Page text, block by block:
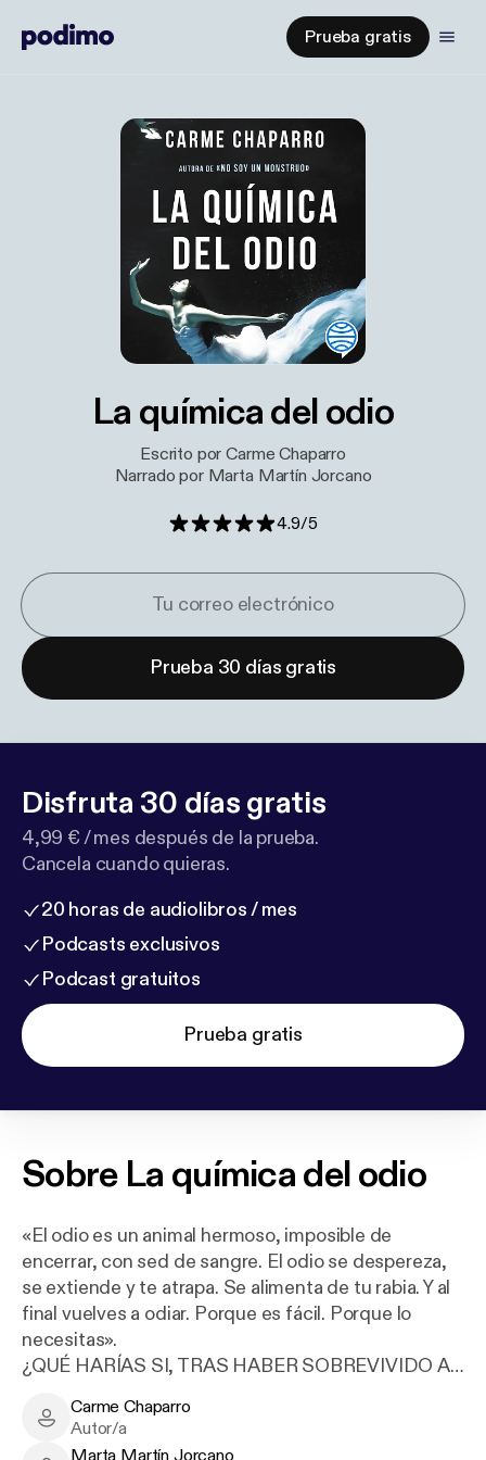
Prueba gratis
La química del odio
Escrito por Carme Chaparro
Narrado por Marta Martín Jorcano
4.9/5
Prueba 30 días gratis
Disfruta 30 días gratis
4,99 € / mes después de la prueba.
Cancela cuando quieras.
20 horas de audiolibros / mes
Podcasts exclusivos
Podcast gratuitos
Prueba gratis
Sobre La química del odio
«El odio es un animal hermoso, imposible de
encerrar, con sed de sangre. El odio se despereza,
se extiende y te atrapa. Se alimenta de tu rabia. Y al
final vuelves a odiar. Porque es fácil. Porque lo
necesitas».
¿QUÉ HARÍAS SI, TRAS HABER SOBREVIVIDO A
DURA QUE PODÍAS SOPORTAR, EL DESTINO TE
LLEVARA OTRA VEZ AL LÍMITE?
Carme Chaparro - Author
Carme Chaparro
Autor/a
Marta Martín Jorcano